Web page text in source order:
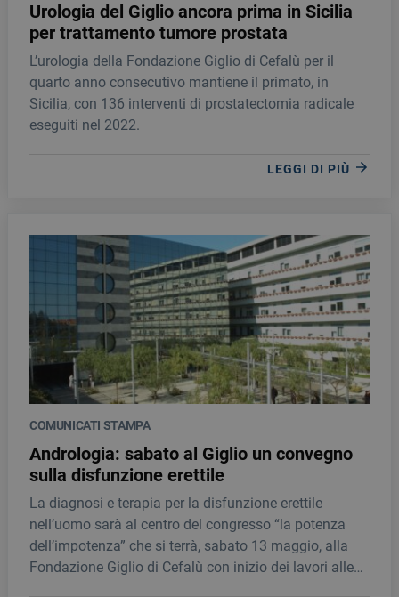
Urologia del Giglio ancora prima in Sicilia
per trattamento tumore prostata
L’urologia della Fondazione Giglio di Cefalù per il
quarto anno consecutivo mantiene il primato, in
Sicilia, con 136 interventi di prostatectomia radicale
eseguiti nel 2022.
LEGGI DI PIÙ
COMUNICATI STAMPA
Andrologia: sabato al Giglio un convegno
sulla disfunzione erettile
La diagnosi e terapia per la disfunzione erettile
nell’uomo sarà al centro del congresso “la potenza
dell’impotenza” che si terrà, sabato 13 maggio, alla
Fondazione Giglio di Cefalù con inizio dei lavori alle